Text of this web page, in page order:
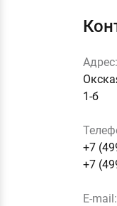
Адрес:
1-б
+7
+7
E-mail: